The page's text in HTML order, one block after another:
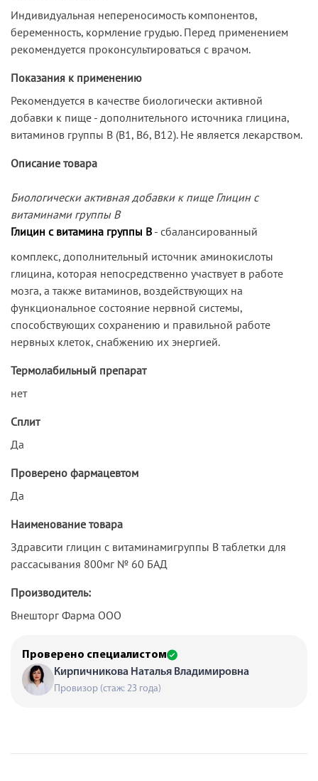
Индивидуальная непереносимость компонентов,
беременность, кормление грудью. Перед применением
рекомендуется проконсультироваться с врачом.
Показания к применению
Рекомендуется в качестве биологически активной
добавки к пище - дополнительного источника глицина,
витаминов группы В (В1, B6, B12). Не является лекарством.
Описание товара
Биологически активная добавки к пище Глицин с
витаминами группы В
Глицин с витамина группы В - сбалансированный
комплекс, дополнительный источник аминокислоты
глицина, которая непосредственно участвует в работе
мозга, а также витаминов, воздействующих на
функциональное состояние нервной системы,
способствующих сохранению и правильной работе
нервных клеток, снабжению их энергией.
Термолабильный препарат
нет
Сплит
Да
Проверено фармацевтом
Да
Наименование товара
Здравсити глицин с витаминамигруппы В таблетки для
рассасывания 800мг № 60 БАД
Производитель:
Внешторг Фарма ООО
Проверено специалистом
Кирпичникова Наталья Владимировна
Провизор (стаж: 23 года)